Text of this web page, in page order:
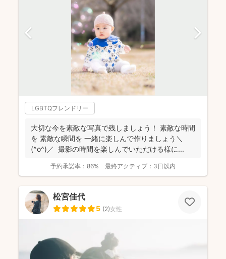
LGBTQフレンドリー
大切な今を素敵な写真で残しましょう！ 素敵な時間
を 素敵な瞬間を 一緒に楽しんで作りましょう＼
(^o^)／ 撮影の時間を楽しんでいただける様に...
予約承諾率： 86% 最終アクティブ： 3日以内
松宮佳代
5 (2)女性